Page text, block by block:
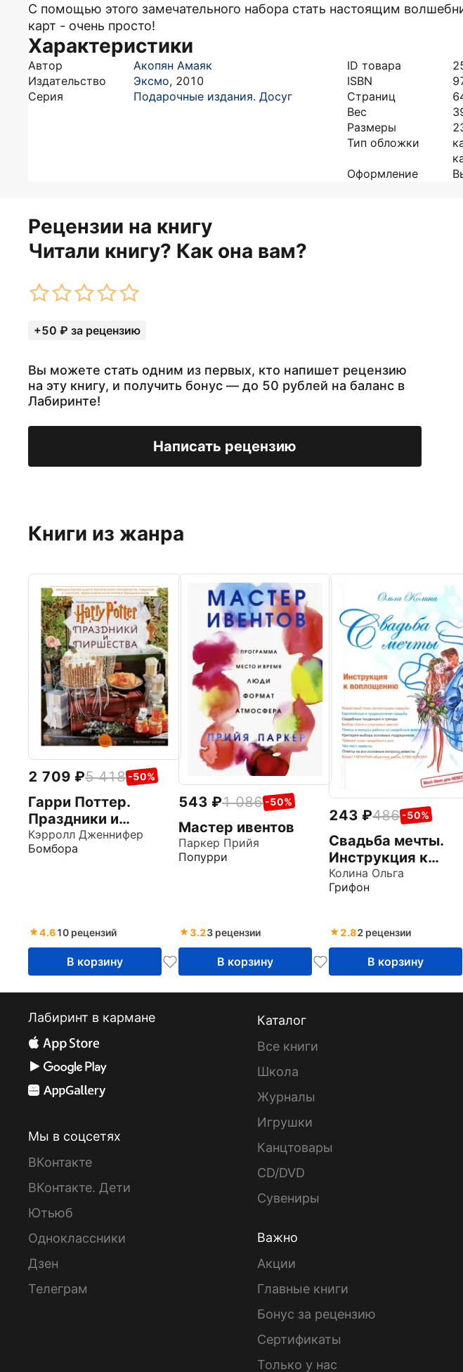
С помощью этого замечательного набора стать настоящим
карт - очень просто!
Характеристики
Автор
Акопян Амаяк
Издательство
Эксмо, 2010
Серия
Подарочные издания. Досуг
ID товара
ISBN
Страниц
Вес
Размеры
Тип обложки
Оформление
Рецензии на книгу
Читали книгу? Как она вам?
+50 ₽ за рецензию
Вы можете стать одним из первых, кто напишет рецензию
на эту книгу, и получить бонус — до 50 рублей на баланс в
Лабиринте!
Написать рецензию
Книги из жанра
2 709 5 418 -50%
Гарри Поттер.
Праздники и
пиршества.
Официальная книга
Кэрролл Дженнифер
Бомбора
4.610 рецензий
В корзину
543 1 086 -50%
Мастер ивентов
Паркер Прийя
Попурри
3.23 рецензии
В корзину
243 486 -50%
Свадьба мечты.
Инструкция к
воплощению
Колина Ольга
Грифон
2.82 рецензии
В корзину
Лабиринт в кармане
Мы в соцсетях
ВКонтакте
ВКонтакте. Дети
Ютьюб
Одноклассники
Дзен
Телеграм
Каталог
Все книги
Школа
Журналы
Игрушки
Канцтовары
CD/DVD
Сувениры
Важно
Акции
Главные книги
Бонус за рецензию
Сертификаты
Только у нас